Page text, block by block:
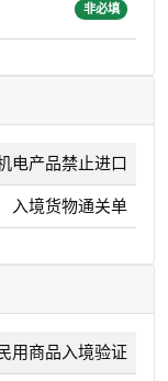
非必填
电产品禁止进口
入境货物通关单
用商品入境验证